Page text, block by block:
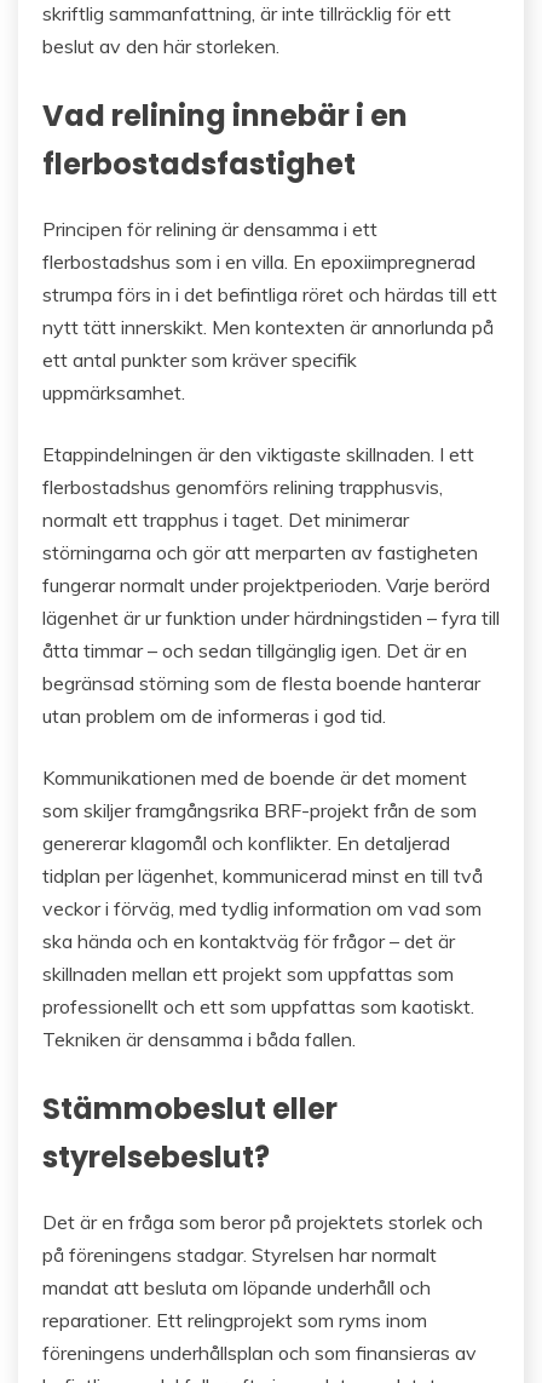
skriftlig sammanfattning, är inte tillräcklig för ett
beslut av den här storleken.
Vad relining innebär i en
flerbostadsfastighet
Principen för relining är densamma i ett
flerbostadshus som i en villa. En epoxiimpregnerad
strumpa förs in i det befintliga röret och härdas till ett
nytt tätt innerskikt. Men kontexten är annorlunda på
ett antal punkter som kräver specifik
uppmärksamhet.
Etappindelningen är den viktigaste skillnaden. I ett
flerbostadshus genomförs relining trapphusvis,
normalt ett trapphus i taget. Det minimerar
störningarna och gör att merparten av fastigheten
fungerar normalt under projektperioden. Varje berörd
lägenhet är ur funktion under härdningstiden – fyra till
åtta timmar – och sedan tillgänglig igen. Det är en
begränsad störning som de flesta boende hanterar
utan problem om de informeras i god tid.
Kommunikationen med de boende är det moment
som skiljer framgångsrika BRF-projekt från de som
genererar klagomål och konflikter. En detaljerad
tidplan per lägenhet, kommunicerad minst en till två
veckor i förväg, med tydlig information om vad som
ska hända och en kontaktväg för frågor – det är
skillnaden mellan ett projekt som uppfattas som
professionellt och ett som uppfattas som kaotiskt.
Tekniken är densamma i båda fallen.
Stämmobeslut eller
styrelsebeslut?
Det är en fråga som beror på projektets storlek och
på föreningens stadgar. Styrelsen har normalt
mandat att besluta om löpande underhåll och
reparationer. Ett relingprojekt som ryms inom
föreningens underhållsplan och som finansieras av